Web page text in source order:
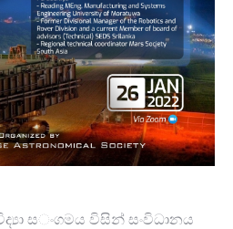
ස​ංගමය විසින් සංවිධානය